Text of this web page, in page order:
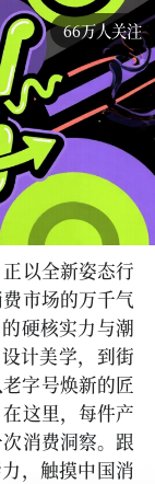
66万人关注
以全新姿态行
市场的万千气
硬核实力与潮
计美学，到街
字号焕新的匠
这里，每件产
消费洞察。跟
，触摸中国消